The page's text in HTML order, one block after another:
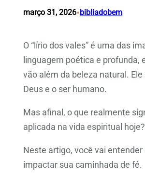
março 31, 2026• bibliadobem
O “lírio dos vales” é uma das
linguagem poética e
vão além da beleza natural.
Deus e o ser humano.
Mas afinal, o que realmente
aplicada na vida espiritual hoje?
Neste artigo, você vai
impactar sua caminhada de fé.